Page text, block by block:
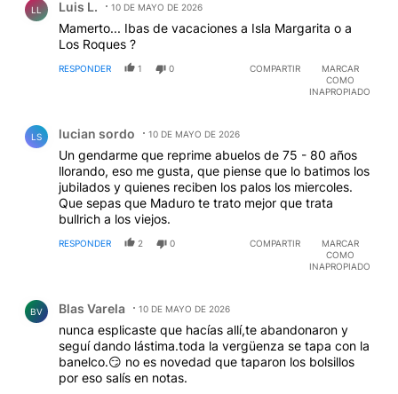
LL Luis L. 10 DE MAYO DE 2026
Mamerto... Ibas de vacaciones a Isla Margarita o a
Los Roques ?
RESPONDER 1 0 COMPARTIR
MARCAR
COMO
INAPROPIADO
LS lucian sordo 10 DE MAYO DE 2026
Un gendarme que reprime abuelos de 75 - 80 años
llorando, eso me gusta, que piense que lo batimos los
jubilados y quienes reciben los palos los miercoles.
Que sepas que Maduro te trato mejor que trata
bullrich a los viejos.
RESPONDER 2 0 COMPARTIR
MARCAR
COMO
INAPROPIADO
BV Blas Varela 10 DE MAYO DE 2026
nunca esplicaste que hacías allí,te abandonaron y
seguí dando lástima.toda la vergüenza se tapa con la
banelco.😏 no es novedad que taparon los bolsillos
por eso salís en notas.